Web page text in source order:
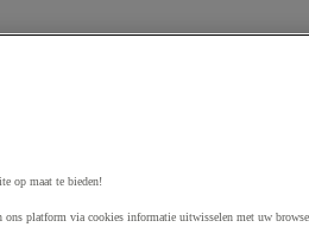
op maat te bieden!
platform via cookies informatie uitwisselen met uw